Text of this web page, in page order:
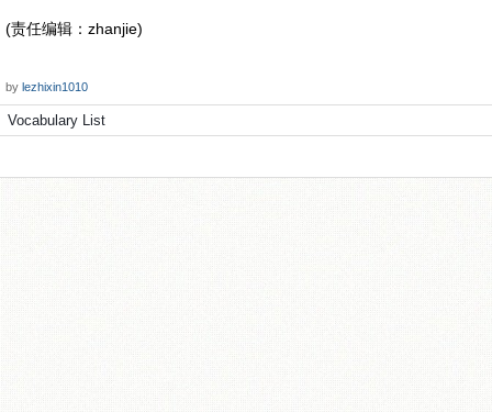
(责任编辑：zhanjie)
by lezhixin1010
Vocabulary List